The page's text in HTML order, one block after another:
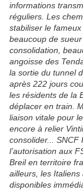
informations
réguliers. Les
stabiliser le
beaucoup de
consolidation,
angoisse des
la sortie du tunnel
après 222 jours
les résidents de la
déplacer en train.
liaison vitale pour
encore à relier
consolider...
l’autorisation aux
Breil en territoire
ailleurs, les Italiens
disponibles